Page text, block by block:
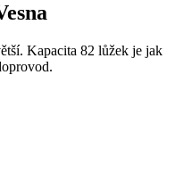
Kapacita 82 lůžek je jak